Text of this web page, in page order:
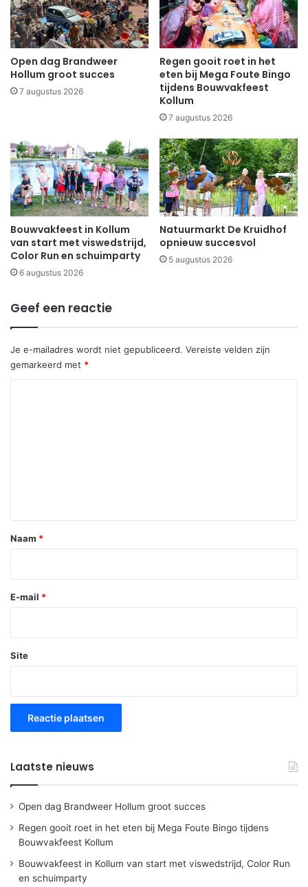
Open dag Brandweer
Hollum groot succes
7 augustus 2026
Regen gooit roet in het
eten bij Mega Foute Bingo
tijdens Bouwvakfeest
Kollum
7 augustus 2026
Bouwvakfeest in Kollum
van start met viswedstrijd,
Color Run en schuimparty
6 augustus 2026
Natuurmarkt De Kruidhof
opnieuw succesvol
5 augustus 2026
Geef een reactie
Je e-mailadres wordt niet gepubliceerd. Vereiste velden zijn
gemarkeerd met *
*
Naam *
E-mail *
Site
Laatste nieuws
Open dag Brandweer Hollum groot succes
Regen gooit roet in het eten bij Mega Foute Bingo tijdens
Bouwvakfeest Kollum
Bouwvakfeest in Kollum van start met viswedstrijd, Color Run
en schuimparty